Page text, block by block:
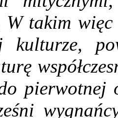
W takim
kulturze,
pierwotnej